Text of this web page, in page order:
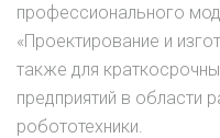
профессионального
«Проектирование и
также для
предприятий в области
робототехники.